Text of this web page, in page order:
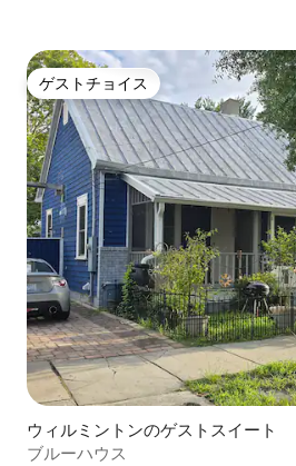
ゲストチョイス
ゲストチョイス
ウィルミントンのゲストスイート
ブルーハウス